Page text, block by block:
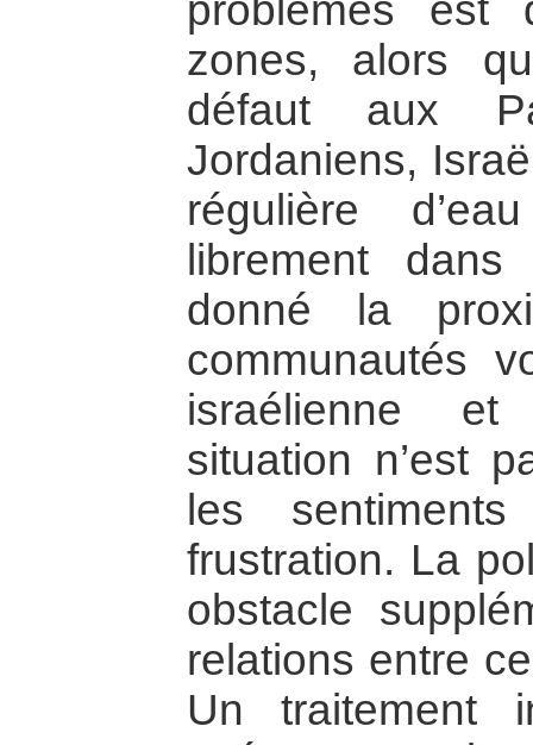
problèmes est
zones, alors
défaut aux
Jordaniens,
régulière
librement
donné la
communautés
israélienne et
situation n’est
les
frustration. La
obstacle
relations entre
Un traitement